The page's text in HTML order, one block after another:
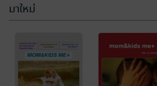
มาใหม่